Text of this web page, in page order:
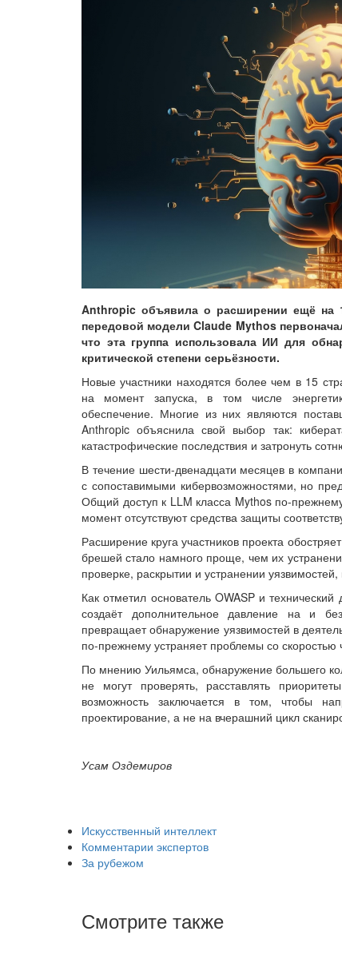
Anthropic объявила о расширении ещё на
передовой модели Claude Mythos
что эта группа использовала ИИ для
критической степени серьёзности.
Новые участники находятся более чем в 15
на момент запуска, в том числе
обеспечение. Многие из них являются
Anthropic объяснила свой выбор так:
катастрофические последствия и затронуть
В течение шести-двенадцати месяцев в
с сопоставимыми кибервозможностями, но
Общий доступ к LLM класса Mythos по-
момент отсутствуют средства защиты
Расширение круга участников проекта
брешей стало намного проще, чем их
проверке, раскрытии и устранении
Как отметил основатель OWASP и
создаёт дополнительное давление на и
превращает обнаружение уязвимостей в
по-прежнему устраняет проблемы со скоростью
По мнению Уильямса, обнаружение большего
не могут проверять, расставлять
возможность заключается в том, чтобы
проектирование, а не на вчерашний цикл
Усам Оздемиров
Искусственный интеллект
Комментарии экспертов
За рубежом
Смотрите также